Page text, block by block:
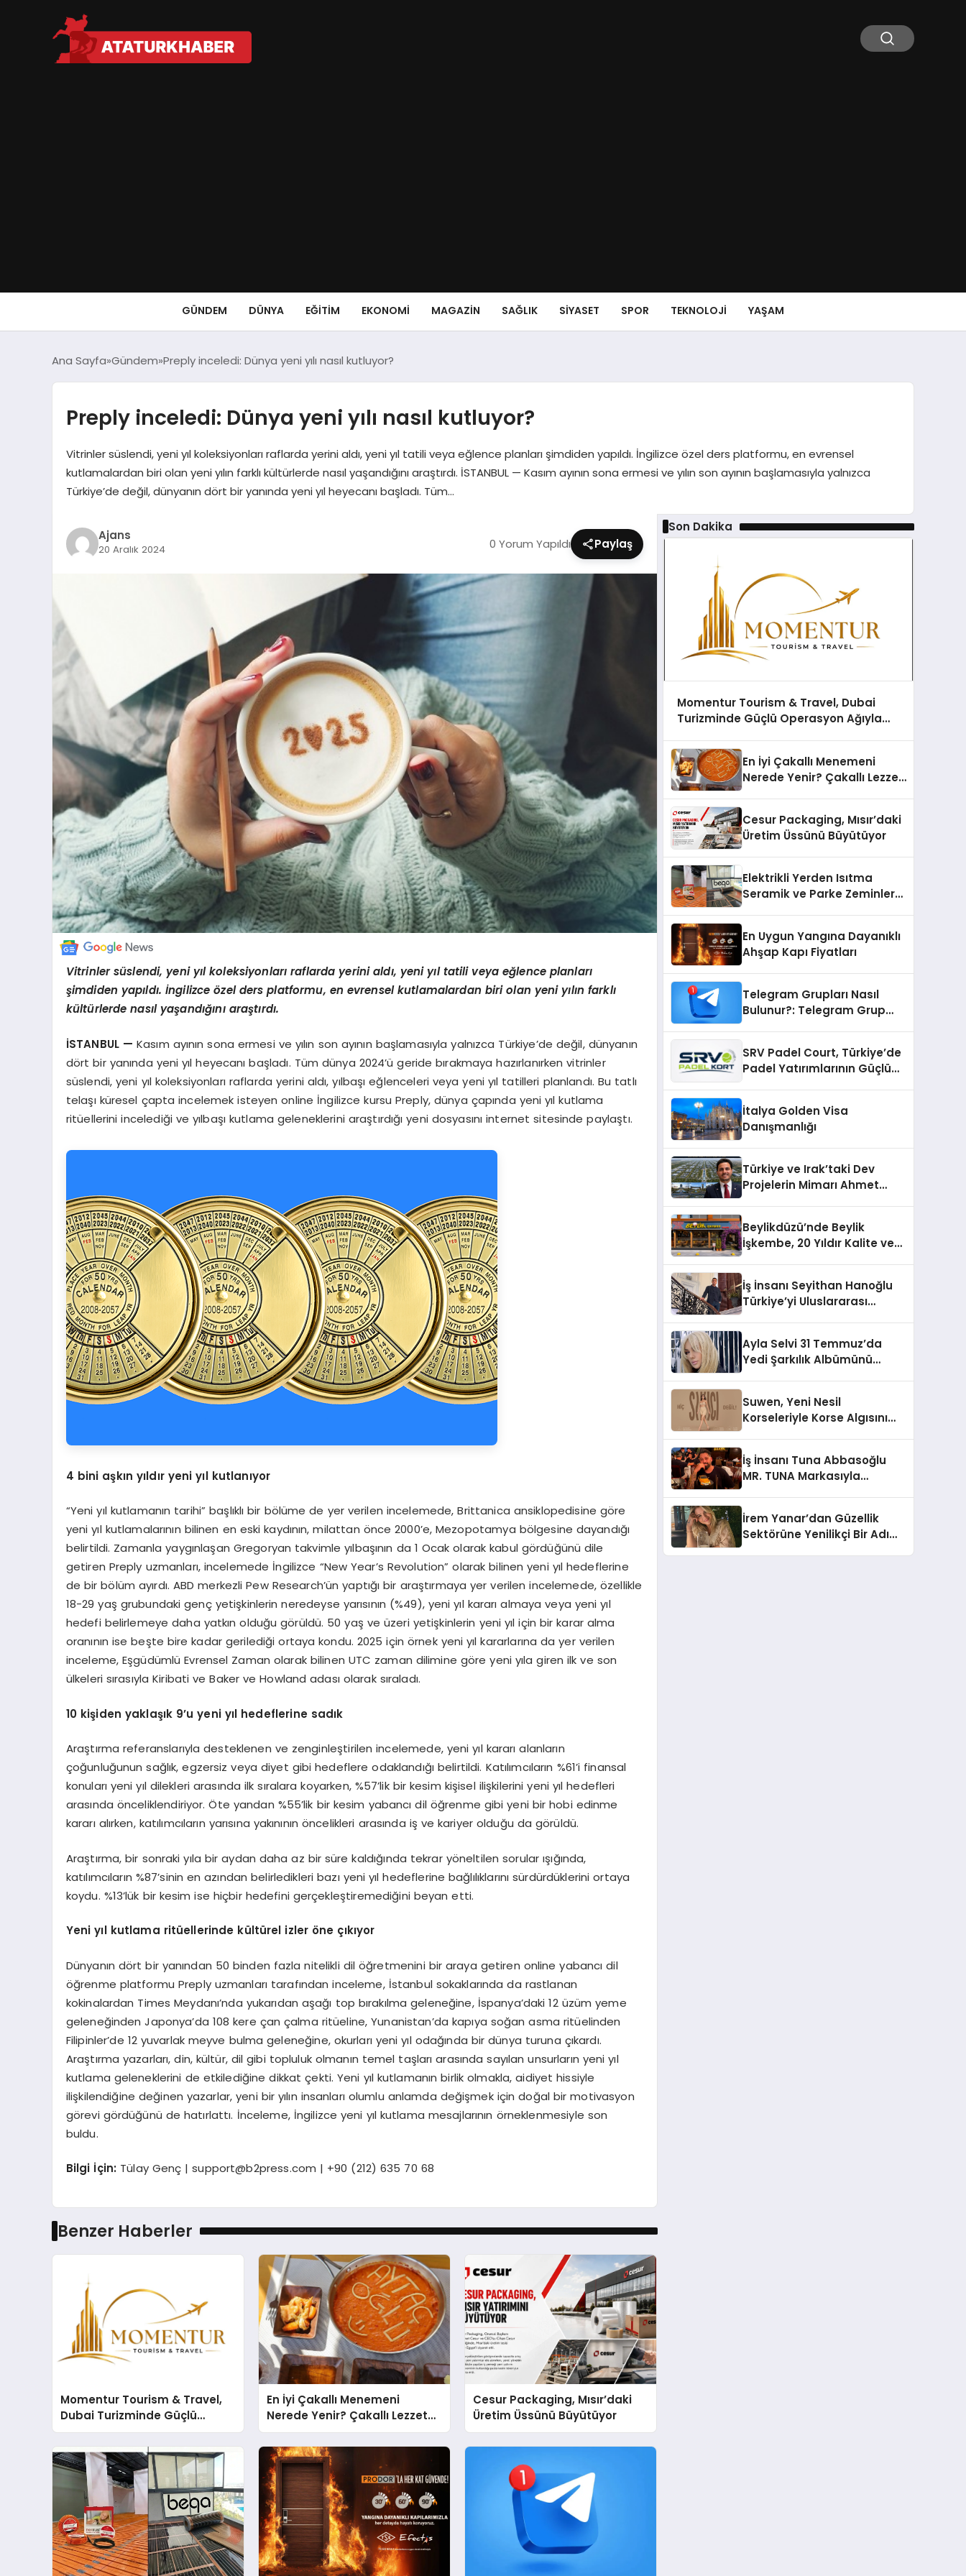
GÜNDEM DÜNYA EĞITIM EKONOMI MAGAZIN SAĞLIK SIYASET SPOR TEKNOLOJI YAŞAM
Ana Sayfa Gündem Preply inceledi: Dünya yeni yılı nasıl kutluyor?
Preply inceledi: Dünya yeni yılı nasıl kutluyor?
Vitrinler süslendi, yeni yıl koleksiyonları raflarda yerini aldı, yeni yıl tatili veya eğlence planları şimdiden yapıldı. İngilizce özel ders platformu, en evrensel
kutlamalardan biri olan yeni yılın farklı kültürlerde nasıl yaşandığını araştırdı. İSTANBUL — Kasım ayının sona ermesi ve yılın son ayının başlamasıyla yalnızca
Türkiye’de değil, dünyanın dört bir yanında yeni yıl heyecanı başladı. Tüm…
Ajans
20 Aralık 2024 0 Yorum Yapıldı Paylaş
Vitrinler süslendi, yeni yıl koleksiyonlarıraflarda yerini aldı, yeni yıl tatili veya eğlence planları
şimdiden yapıldı. İngilizceözel ders platformu, en evrensel kutlamalardan biri olan yeni yılın farklı
kültürlerde nasıl yaşandığını araştırdı.
İSTANBUL — Kasım ayının sona ermesi ve yılın son ayının başlamasıyla yalnızca Türkiye’de değil, dünyanın
dört bir yanında yeni yıl heyecanı başladı. Tüm dünya 2024’ü geride bırakmaya hazırlanırken vitrinler
süslendi, yeni yıl koleksiyonları raflarda yerini aldı, yılbaşı eğlenceleri veya yeni yıl tatilleri planlandı. Bu tatlı
telaşı küresel çapta incelemek isteyen online İngilizce kursu Preply, dünya çapında yeni yıl kutlama
ritüellerini incelediği ve yılbaşı kutlama geleneklerini araştırdığı yeni dosyasını internet sitesinde paylaştı.
4 bini aşkın yıldır yeni yıl kutlanıyor
“Yeni yıl kutlamanın tarihi” başlıklı bir bölüme de yer verilen incelemede, Brittanica ansiklopedisine göre
yeni yıl kutlamalarının bilinen en eski kaydının, milattan önce 2000’e, Mezopotamya bölgesine dayandığı
belirtildi. Zamanla yaygınlaşan Gregoryan takvimle yılbaşının da 1 Ocak olarak kabul gördüğünü dile
getiren Preply uzmanları, incelemede İngilizce “New Year’s Revolution” olarak bilinen yeni yıl hedeflerine
de bir bölüm ayırdı. ABD merkezli Pew Research’ün yaptığı bir araştırmaya yer verilen incelemede, özellikle
18-29 yaş grubundaki genç yetişkinlerin neredeyse yarısının (%49), yeni yıl kararı almaya veya yeni yıl
hedefi belirlemeye daha yatkın olduğu görüldü. 50 yaş ve üzeri yetişkinlerin yeni yıl için bir karar alma
oranının ise beşte bire kadar gerilediği ortaya kondu. 2025 için örnek yeni yıl kararlarına da yer verilen
inceleme, Eşgüdümlü Evrensel Zaman olarak bilinen UTC zaman dilimine göre yeni yıla giren ilk ve son
ülkeleri sırasıyla Kiribati ve Baker ve Howland adası olarak sıraladı.
10 kişiden yaklaşık 9’u yeni yıl hedeflerine sadık
Araştırma referanslarıyla desteklenen ve zenginleştirilen incelemede, yeni yıl kararı alanların
çoğunluğunun sağlık, egzersiz veya diyet gibi hedeflere odaklandığı belirtildi. Katılımcıların %61’i finansal
konuları yeni yıl dilekleri arasında ilk sıralara koyarken, %57’lik bir kesim kişisel ilişkilerini yeni yıl hedefleri
arasında önceliklendiriyor. Öte yandan %55’lik bir kesim yabancı dil öğrenme gibi yeni bir hobi edinme
kararı alırken, katılımcıların yarısına yakınının öncelikleri arasında iş ve kariyer olduğu da görüldü.
Araştırma, bir sonraki yıla bir aydan daha az bir süre kaldığında tekrar yöneltilen sorular ışığında,
katılımcıların %87’sinin en azından belirledikleri bazı yeni yıl hedeflerine bağlılıklarını sürdürdüklerini ortaya
koydu. %13’lük bir kesim ise hiçbir hedefini gerçekleştiremediğini beyan etti.
Yeni yıl kutlama ritüellerinde kültürel izler öne çıkıyor
Dünyanın dört bir yanından 50 binden fazla nitelikli dil öğretmenini bir araya getiren online yabancı dil
öğrenme platformu Preply uzmanları tarafından inceleme, İstanbul sokaklarında da rastlanan
kokinalardan Times Meydanı’nda yukarıdan aşağı top bırakılma geleneğine, İspanya’daki 12 üzüm yeme
geleneğinden Japonya’da 108 kere çan çalma ritüeline, Yunanistan’da kapıya soğan asma ritüelinden
Filipinler’de 12 yuvarlak meyve bulma geleneğine, okurları yeni yıl odağında bir dünya turuna çıkardı.
Araştırma yazarları, din, kültür, dil gibi topluluk olmanın temel taşları arasında sayılan unsurların yeni yıl
kutlama geleneklerini de etkilediğine dikkat çekti. Yeni yıl kutlamanın birlik olmakla, aidiyet hissiyle
ilişkilendiğine değinen yazarlar, yeni bir yılın insanları olumlu anlamda değişmek için doğal bir motivasyon
görevi gördüğünü de hatırlattı. İnceleme, İngilizce yeni yıl kutlama mesajlarının örneklenmesiyle son
buldu.
Bilgi İçin: Tülay Genç |support@b2press.com | +90 (212) 635 70 68
Benzer Haberler
Momentur Tourism & Travel,
Dubai Turizminde Güçlü
Operasyon Ağıyla Fark
Yaratıyor
En İyi Çakallı Menemeni
Nerede Yenir? Çakallı Lezzet
Rehberi
Cesur Packaging, Mısır’daki
Üretim Üssünü Büyütüyor
Son Dakika
Momentur Tourism & Travel, Dubai
Turizminde Güçlü Operasyon Ağıyla
En İyi Çakallı Menemeni
Nerede Yenir? Çakallı Lezzet
Cesur Packaging, Mısır’daki
Üretim Üssünü Büyütüyor
Elektrikli Yerden Isıtma
Seramik ve Parke Zeminler
En Uygun Yangına Dayanıklı
Ahşap Kapı Fiyatları
Telegram Grupları Nasıl
Bulunur?: Telegram Grup
SRV Padel Court, Türkiye’de
Padel Yatırımlarının Güçlü
İtalya Golden Visa
Danışmanlığı
Türkiye ve Irak’taki Dev
Projelerin Mimarı Ahmet
Holding Industrial City”
Projesini Hayata Geçirecek
Beylikdüzü’nde Beylik
İşkembe, 20 Yıldır Kalite ve
İş İnsanı Seyithan Hanoğlu
Türkiye’yi Uluslararası
Ayla Selvi 31 Temmuz’da
Yedi Şarkılık Albümünü
Suwen, Yeni Nesil
Korseleriyle Korse Algısını
İş İnsanı Tuna Abbasoğlu
MR. TUNA Markasıyla
İrem Yanar’dan Güzellik
Sektörüne Yenilikçi Bir Adım: